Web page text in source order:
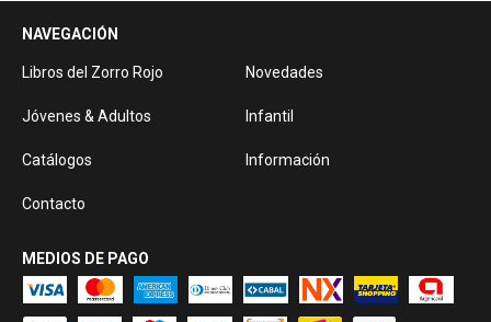
NAVEGACIÓN
Libros del Zorro Rojo Novedades
Jóvenes & Adultos Infantil
Catálogos Información
Contacto
MEDIOS DE PAGO